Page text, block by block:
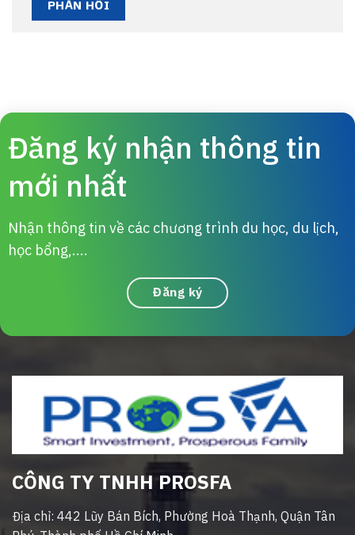
Đăng ký nhận thông tin
mới nhất
Nhận thông tin về các chương trình du học, du lịch,
học bổng,....
Đăng ký
CÔNG TY TNHH PROSFA
Địa chỉ: 442 Lũy Bán Bích, Phường Hoà Thạnh, Quận Tân